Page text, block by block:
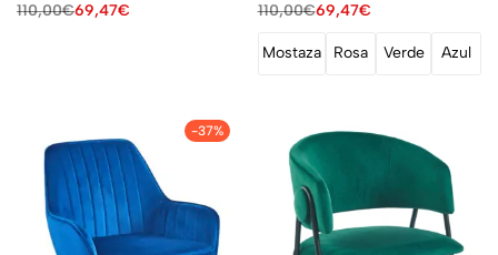
110,00€69,47€ 110,00€69,47€
Mostaza Rosa Verde Azul
-37%